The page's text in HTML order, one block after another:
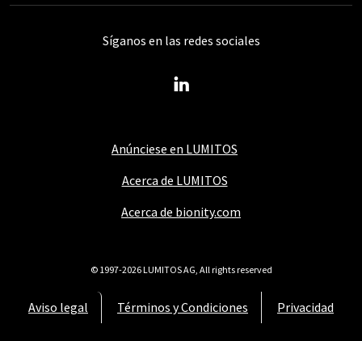
Anúnciese en LUMITOS
Acerca de LUMITOS
Acerca de bionity.com
Aviso legal Términos y Condiciones Privacidad
Síganos en las redes sociales
© 1997-2026 LUMITOS AG, All rights reserved